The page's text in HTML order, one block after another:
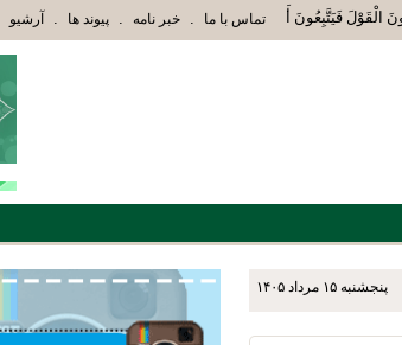
الْقَوْلَ فَيَتَّبِعُونَ أَحْسَنَهُ أُوْلَئِكَ الَّذِينَ هَدَاهُمُ اللَّهُ وَأُوْلَئِكَ هُمْ
تماس با ما . خبر نامه . پیوند ها . آرشیو
پنجشنبه ۱۵ مرداد ۱۴۰۵